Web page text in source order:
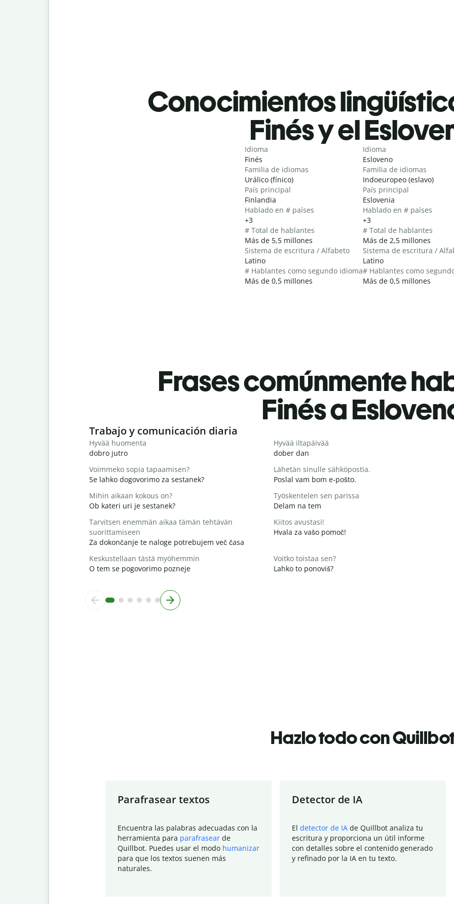
Conocimientos
Finés y el
Idioma
Finés
Familia de idiomas
Urálico (fínico)
País principal
Finlandia
Hablado en # países
+3
# Total de hablantes
Más de 5,5 millones
Sistema de escritura / Alfabeto
Latino
# Hablantes como segundo idioma
Más de 0,5 millones
Idioma
Esloveno
Familia de idiomas
Indoeuropeo (eslavo)
País principal
Eslovenia
Hablado en # países
+3
# Total de hablantes
Más de 2,5 millones
Sistema de escritura /
Latino
# Hablantes como
Más de 0,5 millones
Frases comúnmente
Finés a
Slide 1 of 6
Trabajo y comunicación diaria
Hyvää huomenta
dobro jutro
Hyvää iltapäivää
dober dan
Voimmeko sopia tapaamisen?
Se lahko dogovorimo za sestanek?
Lähetän sinulle sähköpostia.
Poslal vam bom e-pošto.
Mihin aikaan kokous on?
Ob kateri uri je sestanek?
Työskentelen sen parissa
Delam na tem
Tarvitsen enemmän aikaa tämän tehtävän
suorittamiseen
Za dokončanje te naloge potrebujem več časa
Kiitos avustasi!
Hvala za vašo pomoč!
Keskustellaan tästä myöhemmin
O tem se pogovorimo pozneje
Voitko toistaa sen?
Lahko to ponoviš?
Hazlo todo con
Parafrasear textos
Encuentra las palabras adecuadas con la
herramienta para parafrasear de
Quillbot. Puedes usar el modo humanizar
para que los textos suenen más
naturales.
Detector de IA
El detector de IA de Quillbot analiza tu
escritura y proporciona un útil informe
con detalles sobre el contenido generado
y refinado por la IA en tu texto.